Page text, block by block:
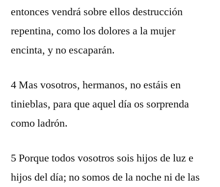
entonces vendrá sobre ellos destrucción
repentina, como los dolores a la mujer
encinta, y no escaparán.
4 Mas vosotros, hermanos, no estáis en
tinieblas, para que aquel día os sorprenda
como ladrón.
5 Porque todos vosotros sois hijos de luz e
hijos del día; no somos de la noche ni de las